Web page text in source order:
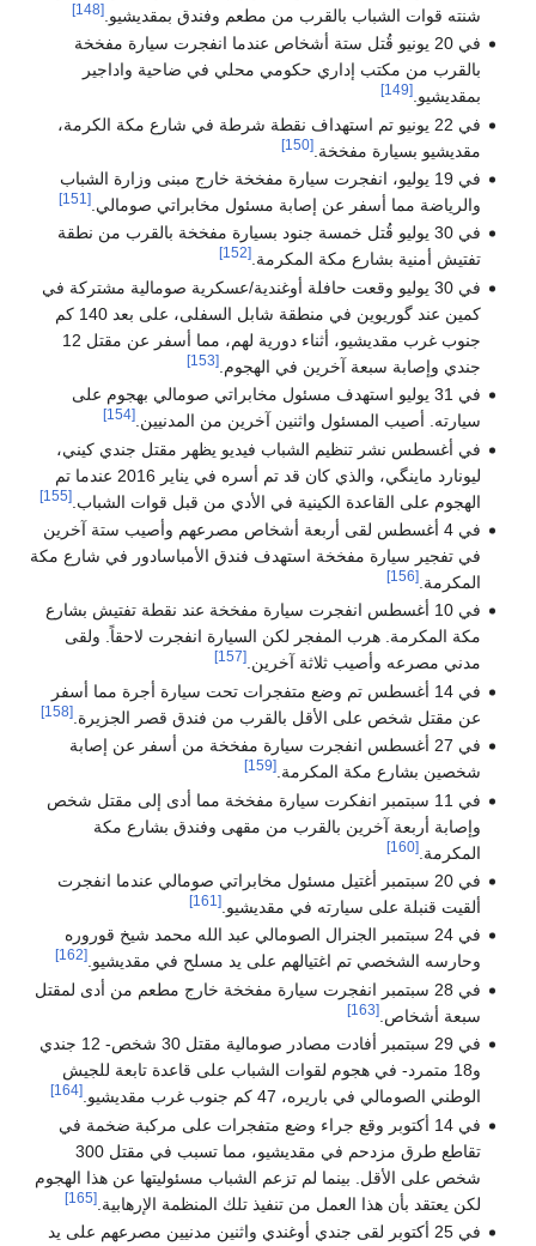
شنته قوات الشباب بالقرب من مطعم وفندق بمقديشيو.[148]
في 20 يونيو قُتل ستة أشخاص عندما انفجرت سيارة مفخخة
بالقرب من مكتب إداري حكومي محلي في ضاحية واداجير
بمقديشيو.[149]
في 22 يونيو تم استهداف نقطة شرطة في شارع مكة الكرمة،
مقديشيو بسيارة مفخخة.[150]
في 19 يوليو، انفجرت سيارة مفخخة خارج مبنى وزارة الشباب
والرياضة مما أسفر عن إصابة مسئول مخابراتي صومالي.[151]
في 30 يوليو قُتل خمسة جنود بسيارة مفخخة بالقرب من نطقة
تفتيش أمنية بشارع مكة المكرمة.[152]
في 30 يوليو وقعت حافلة أوغندية/عسكرية صومالية مشتركة في
كمين عند گوريوين في منطقة شابل السفلى، على بعد 140 كم
جنوب غرب مقديشيو، أثناء دورية لهم، مما أسفر عن مقتل 12
جندي وإصابة سبعة آخرين في الهجوم.[153]
في 31 يوليو استهدف مسئول مخابراتي صومالي بهجوم على
سيارته. أصيب المسئول واثنين آخرين من المدنيين.[154]
في أغسطس نشر تنظيم الشباب فيديو يظهر مقتل جندي كيني،
ليونارد ماينگي، والذي كان قد تم أسره في يناير 2016 عندما تم
الهجوم على القاعدة الكينية في الأدي من قبل قوات الشباب.[155]
في 4 أغسطس لقى أربعة أشخاص مصرعهم وأصيب ستة آخرين
في تفجير سيارة مفخخة استهدف فندق الأمباسادور في شارع مكة
المكرمة.[156]
في 10 أغسطس انفجرت سيارة مفخخة عند نقطة تفتيش بشارع
مكة المكرمة. هرب المفجر لكن السيارة انفجرت لاحقاً. ولقى
مدني مصرعه وأصيب ثلاثة آخرين.[157]
في 14 أغسطس تم وضع متفجرات تحت سيارة أجرة مما أسفر
عن مقتل شخص على الأقل بالقرب من فندق قصر الجزيرة.[158]
في 27 أغسطس انفجرت سيارة مفخخة من أسفر عن إصابة
شخصين بشارع مكة المكرمة.[159]
في 11 سبتمبر انفكرت سيارة مفخخة مما أدى إلى مقتل شخص
وإصابة أربعة آخرين بالقرب من مقهى وفندق بشارع مكة
المكرمة.[160]
في 20 سبتمبر أغتيل مسئول مخابراتي صومالي عندما انفجرت
ألقيت قنبلة على سيارته في مقديشيو.[161]
في 24 سبتمبر الجنرال الصومالي عبد الله محمد شيخ قوروره
وحارسه الشخصي تم اغتيالهم على يد مسلح في مقديشيو.[162]
في 28 سبتمبر انفجرت سيارة مفخخة خارج مطعم من أدى لمقتل
سبعة أشخاص.[163]
في 29 سبتمبر أفادت مصادر صومالية مقتل 30 شخص- 12 جندي
و18 متمرد- في هجوم لقوات الشباب على قاعدة تابعة للجيش
الوطني الصومالي في باريره، 47 كم جنوب غرب مقديشيو.
[164]
في 14 أكتوبر وقع جراء وضع متفجرات على مركبة ضخمة في
تقاطع طرق مزدحم في مقديشيو، مما تسبب في مقتل 300
شخص على الأقل. بينما لم تزعم الشباب مسئوليتها عن هذا الهجوم
لكن يعتقد بأن هذا العمل من تنفيذ تلك المنظمة الإرهابية.[165]
في 25 أكتوبر لقى جندي أوغندي واثنين مدنيين مصرعهم على يد